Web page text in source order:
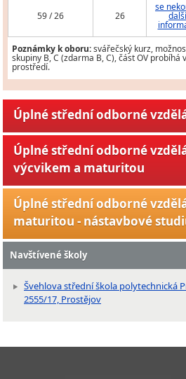
59 / 26 26
se
další
Poznámky k oboru:svářečský kurz,
skupiny B, C (zdarma B, C), část OV
prostředí.
Úplné střední odborné
Úplné střední odborné
výcvikem a maturitou
Úplné střední odborné
maturitou - nástavbové
Navštívené školy
Švehlova střední škola polytechnická
2555/17, Prostějov